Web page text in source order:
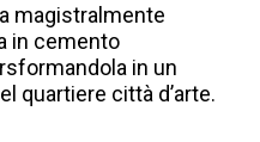
magistralmente
in cemento
in un
quartiere città d’arte.